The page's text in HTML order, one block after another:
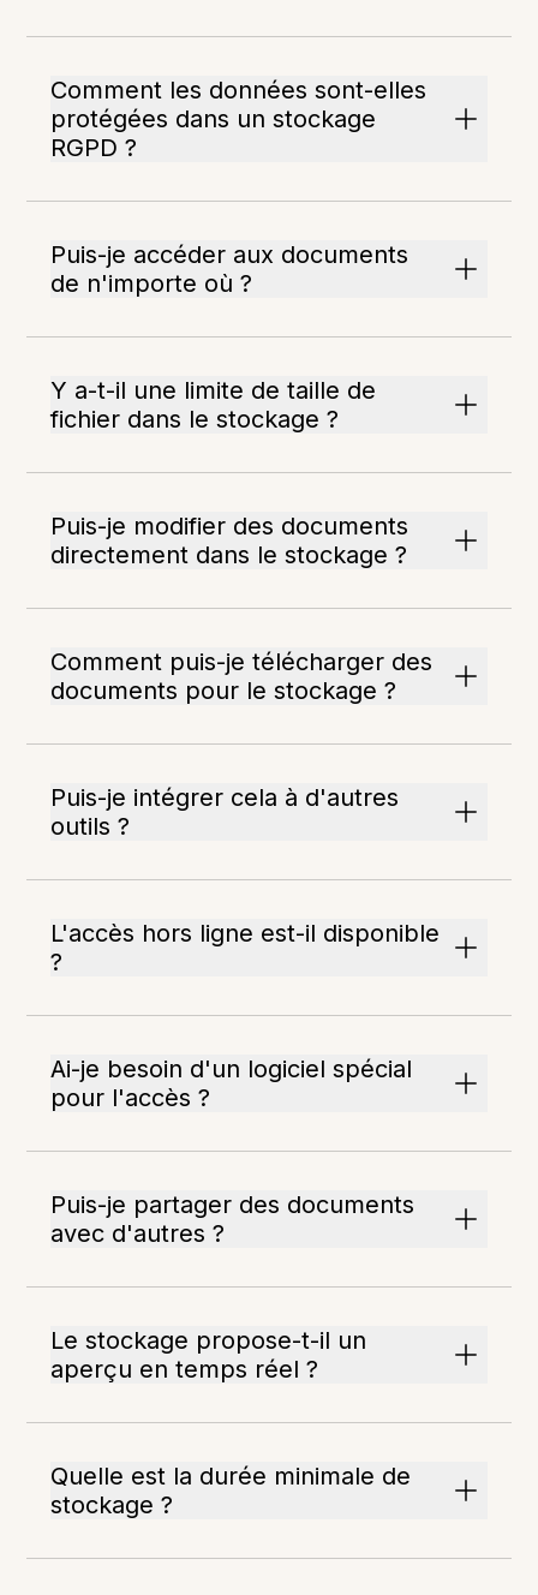
Comment les données sont-elles
protégées dans un stockage
RGPD ?
Puis-je accéder aux documents
de n'importe où ?
Y a-t-il une limite de taille de
fichier dans le stockage ?
Puis-je modifier des documents
directement dans le stockage ?
Comment puis-je télécharger des
documents pour le stockage ?
Puis-je intégrer cela à d'autres
outils ?
L'accès hors ligne est-il disponible
?
Ai-je besoin d'un logiciel spécial
pour l'accès ?
Puis-je partager des documents
avec d'autres ?
Le stockage propose-t-il un
aperçu en temps réel ?
Quelle est la durée minimale de
stockage ?